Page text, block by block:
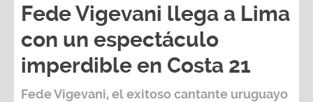
Fede Vigevani llega a Lima
con un espectáculo
imperdible en Costa 21
Fede Vigevani, el exitoso cantante uruguayo